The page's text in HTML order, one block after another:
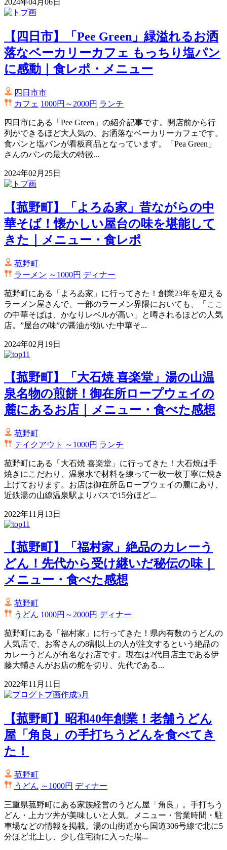
【四日市】「Pee Green」緑溢れるお洒
落なベーカリーカフェ もっちり塩パン
に感動｜食レポ・メニュー
四日市市
カフェ 1000円～2000円 ランチ
四日市にある「Pee Green」の紹介記事です。開店前から行
列ができるほど大人気の、お洒落なベーカリーカフェです。
食パンと塩パンが看板商品となっています。「Pea Green」
さんのパンの最大の特徴...
2024年02月25日
【菰野町】「よろゐ家」昔ながらの中
華そば！懐かしい屋台の味を堪能して
きた｜メニュー・食レポ
菰野町
ラーメン ～1000円 ディナー
菰野町にある「よろゐ家」に行ってきた！創業23年を迎える
ラーメン屋さんで、一部のラーメン界隈においても、「ここ
の中華そばは、かなりレベルが高い」と噂されるほどの人気
店。”屋台の味”の醤油が効いた中華そ...
2024年02月19日
【菰野町】「大石焼 喜楽堂」湯の山温
泉名物の煎餅！御在所ロープウェイの
麓にあるお店｜メニュー・食べた感想
菰野町
テイクアウト
～1000円 ランチ
菰野町にある「大石焼 喜楽堂」に行ってきた！大石焼は手
焼きにこだわり、温泉水で材料を練って一枚一枚丁寧に焼き
上げております。お店は御在所岳ロープウェイの麓にあり、
近鉄湯の山線温泉駅よりバスで15分ほど...
2022年11月13日
【菰野町】「福村家」絶品のカレーう
どん！先代から受け継いだ秘伝の味｜
メニュー・食べた感想
菰野町
うどん 1000円～2000円 ディナー
菰野町にある「福村家」に行ってきた！県内有数のうどんの
人気店で、お客さんの8割以上の人が注文するという絶品の
カレーうどんが有名なお店です。現在は2代目店主である伊
藤大輔さんがお店の舵を切り、先代である...
2022年11月11日
【菰野町】昭和40年創業！老舗うどん
屋「角良」の手打ちうどんを食べてき
た！
菰野町
うどん ～1000円 ディナー
三重県菰野町にある家族経営のうどん屋「角良」。手打ちう
どん・上カツ丼が美味しいと人気。メニュー・営業時間・駐
車場などの情報を掲載。湯の山街道から国道306号線で北に5
分ほど北上し、少し住宅街に入った場...